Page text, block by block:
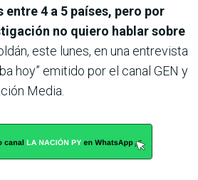
4 a 5 países, pero por
no quiero hablar sobre
este lunes, en una entrevista
hoy” emitido por el canal GEN y
Media.